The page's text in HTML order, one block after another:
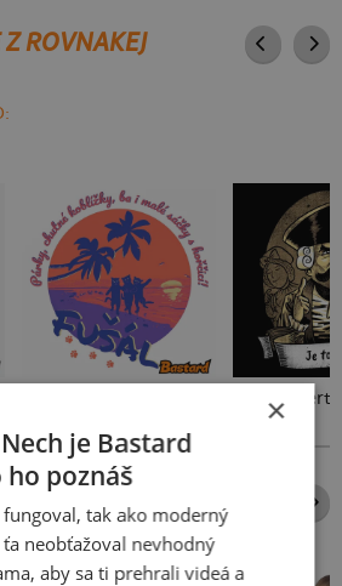
ROVNAKEJ
POTLAČE
×
je Bastard
poznáš
tak ako moderný
neobťažoval nevhodný
aby sa ti prehrali videá a